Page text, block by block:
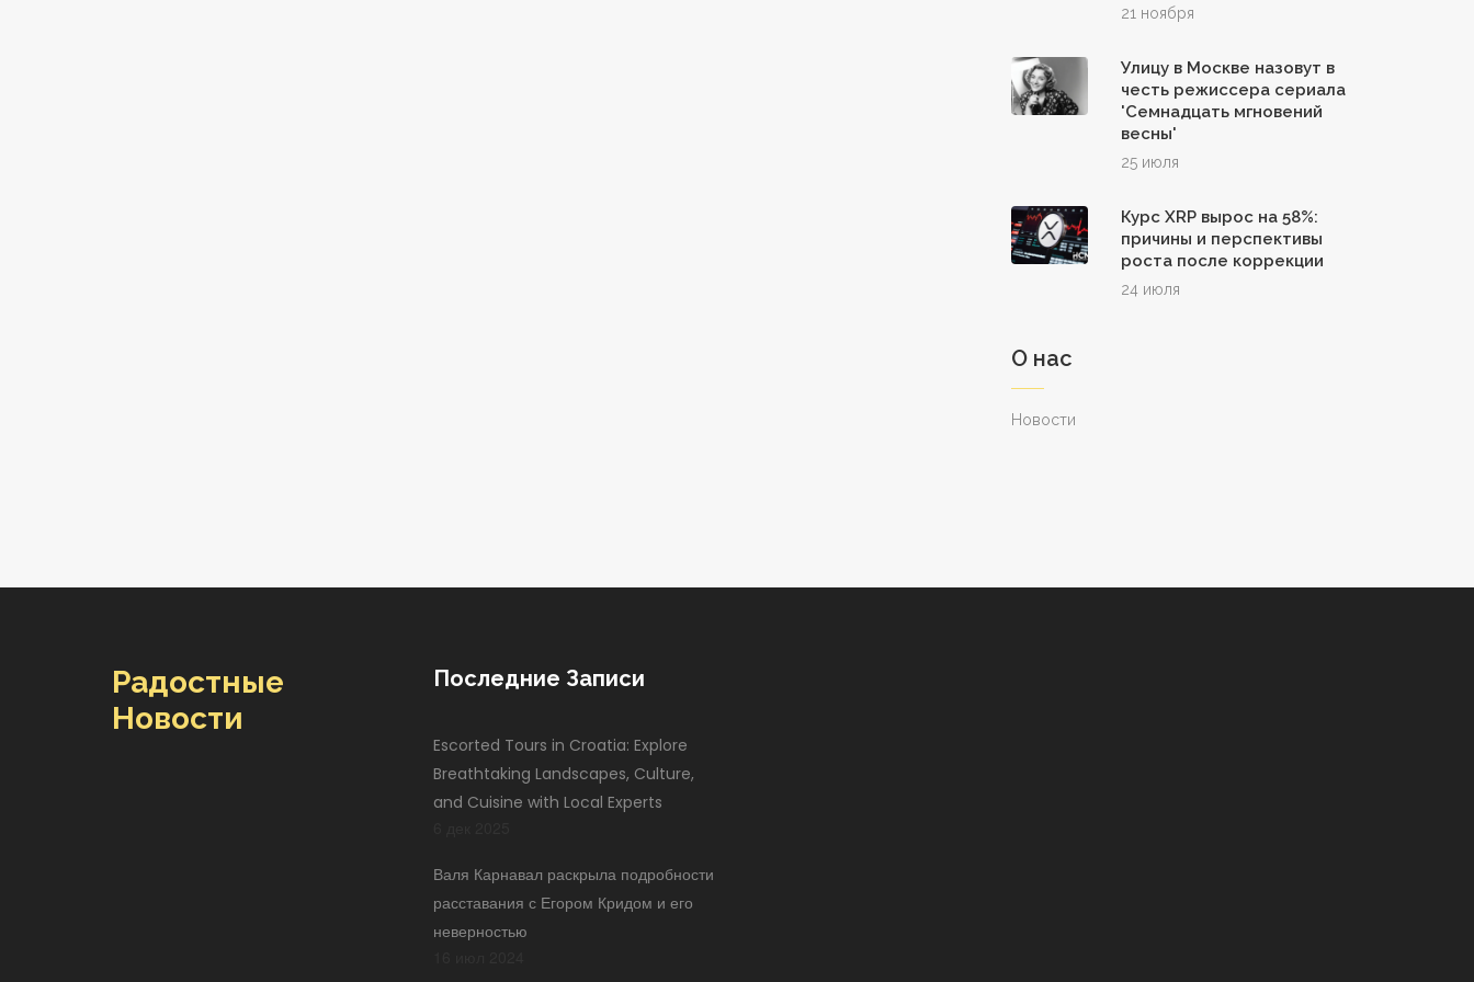
21 ноября
Улицу в Москве назовут в
честь режиссера сериала
'Семнадцать мгновений
весны'
25 июля
Курс XRP вырос на 58%:
причины и перспективы
роста после коррекции
24 июля
О нас
Новости
Радостные
Новости
Последние Записи
Escorted Tours in Croatia: Explore
Breathtaking Landscapes, Culture,
and Cuisine with Local Experts
Валя Карнавал раскрыла подробности
расставания с Егором Кридом и его
неверностью